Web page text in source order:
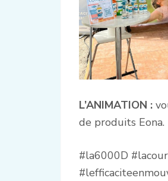
L’ANIMATION :
de produits Eona.
#la6000D